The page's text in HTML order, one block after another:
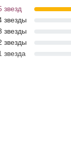
звезд
звезды
звезды
звезды
звезда